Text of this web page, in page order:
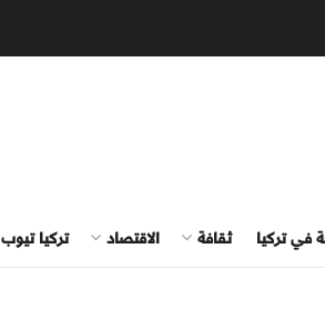
في تركيا ثقافة الاقتصاد تركيا تيوب